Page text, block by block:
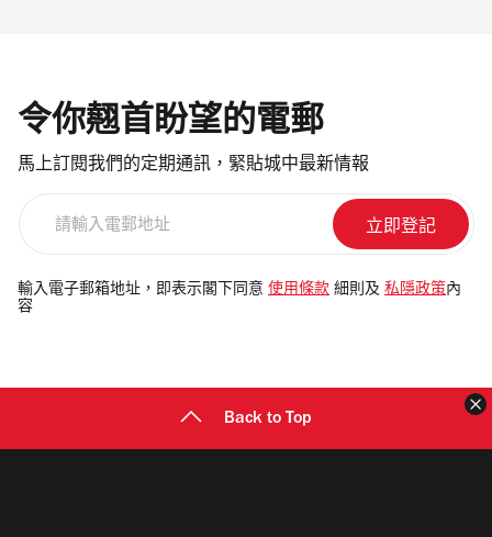
《Cats》音樂劇由傳奇音樂大師 Andrew
Lloyd Webber（擁有無數著作《歌劇魅
影》、《約瑟的神奇彩衣》、《萬世巨
星》、《貝隆夫人》及《星光列車》）創
作瑰麗樂章如矚目名曲〈Memory〉，結
錯過的歌舞盛宴。門票票價由$388起，
令你翹首盼望的電郵
馬上訂閱我們的定期通訊，緊貼城中最新情報
電
郵
輸入電子郵箱地址，即表示閣下同意 使用條款 細則及 私隱政策 內
容
Back to Top